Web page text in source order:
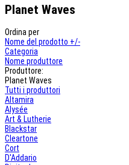
Planet Waves
Ordina per
Nome del prodotto +/-
Categoria
Nome produttore
Produttore:
Planet Waves
Tutti i produttori
Altamira
Alysée
Art & Lutherie
Blackstar
Cleartone
Cort
D'Addario